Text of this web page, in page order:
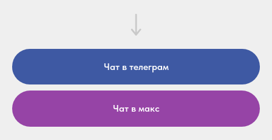
Чат в телеграм
Чат в макс